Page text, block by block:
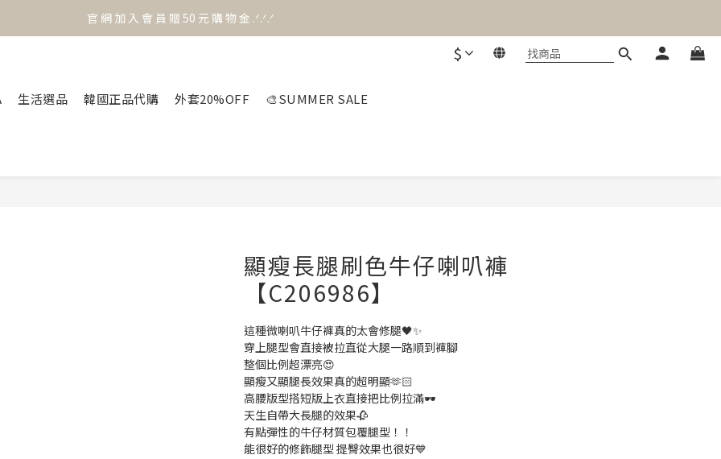
官 網 加 入 會 員 贈 50 元 購 物 金 .ᐟ.ᐟ.ᐟ
官 網 加 入 會 員 贈 50 元 購 物 金 .ᐟ.ᐟ.ᐟ
官 網 加 入 會 員 贈 50 元 購 物 金 .ᐟ.ᐟ.ᐟ
$
生活選品 韓國正品代購 外套20%OFF 🎨SUMMER SALE
顯瘦長腿刷色牛仔喇叭褲
【C206986】
這種微喇叭牛仔褲真的太會修腿🖤✨
穿上腿型會直接被拉直從大腿一路順到褲腳
整個比例超漂亮😍
顯瘦又顯腿長效果真的超明顯🫶🏻
高腰版型搭短版上衣直接把比例拉滿🕶️
天生自帶大長腿的效果🥀
有點彈性的牛仔材質包覆腿型！！
能很好的修飾腿型 提臀效果也很好💙